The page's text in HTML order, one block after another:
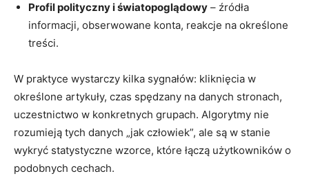
Profil polityczny i światopoglądowy – źródła
informacji, obserwowane konta, reakcje na określone
treści.
W praktyce wystarczy kilka sygnałów: kliknięcia w
określone artykuły, czas spędzany na danych stronach,
uczestnictwo w konkretnych grupach. Algorytmy nie
rozumieją tych danych „jak człowiek”, ale są w stanie
wykryć statystyczne wzorce, które łączą użytkowników o
podobnych cechach.